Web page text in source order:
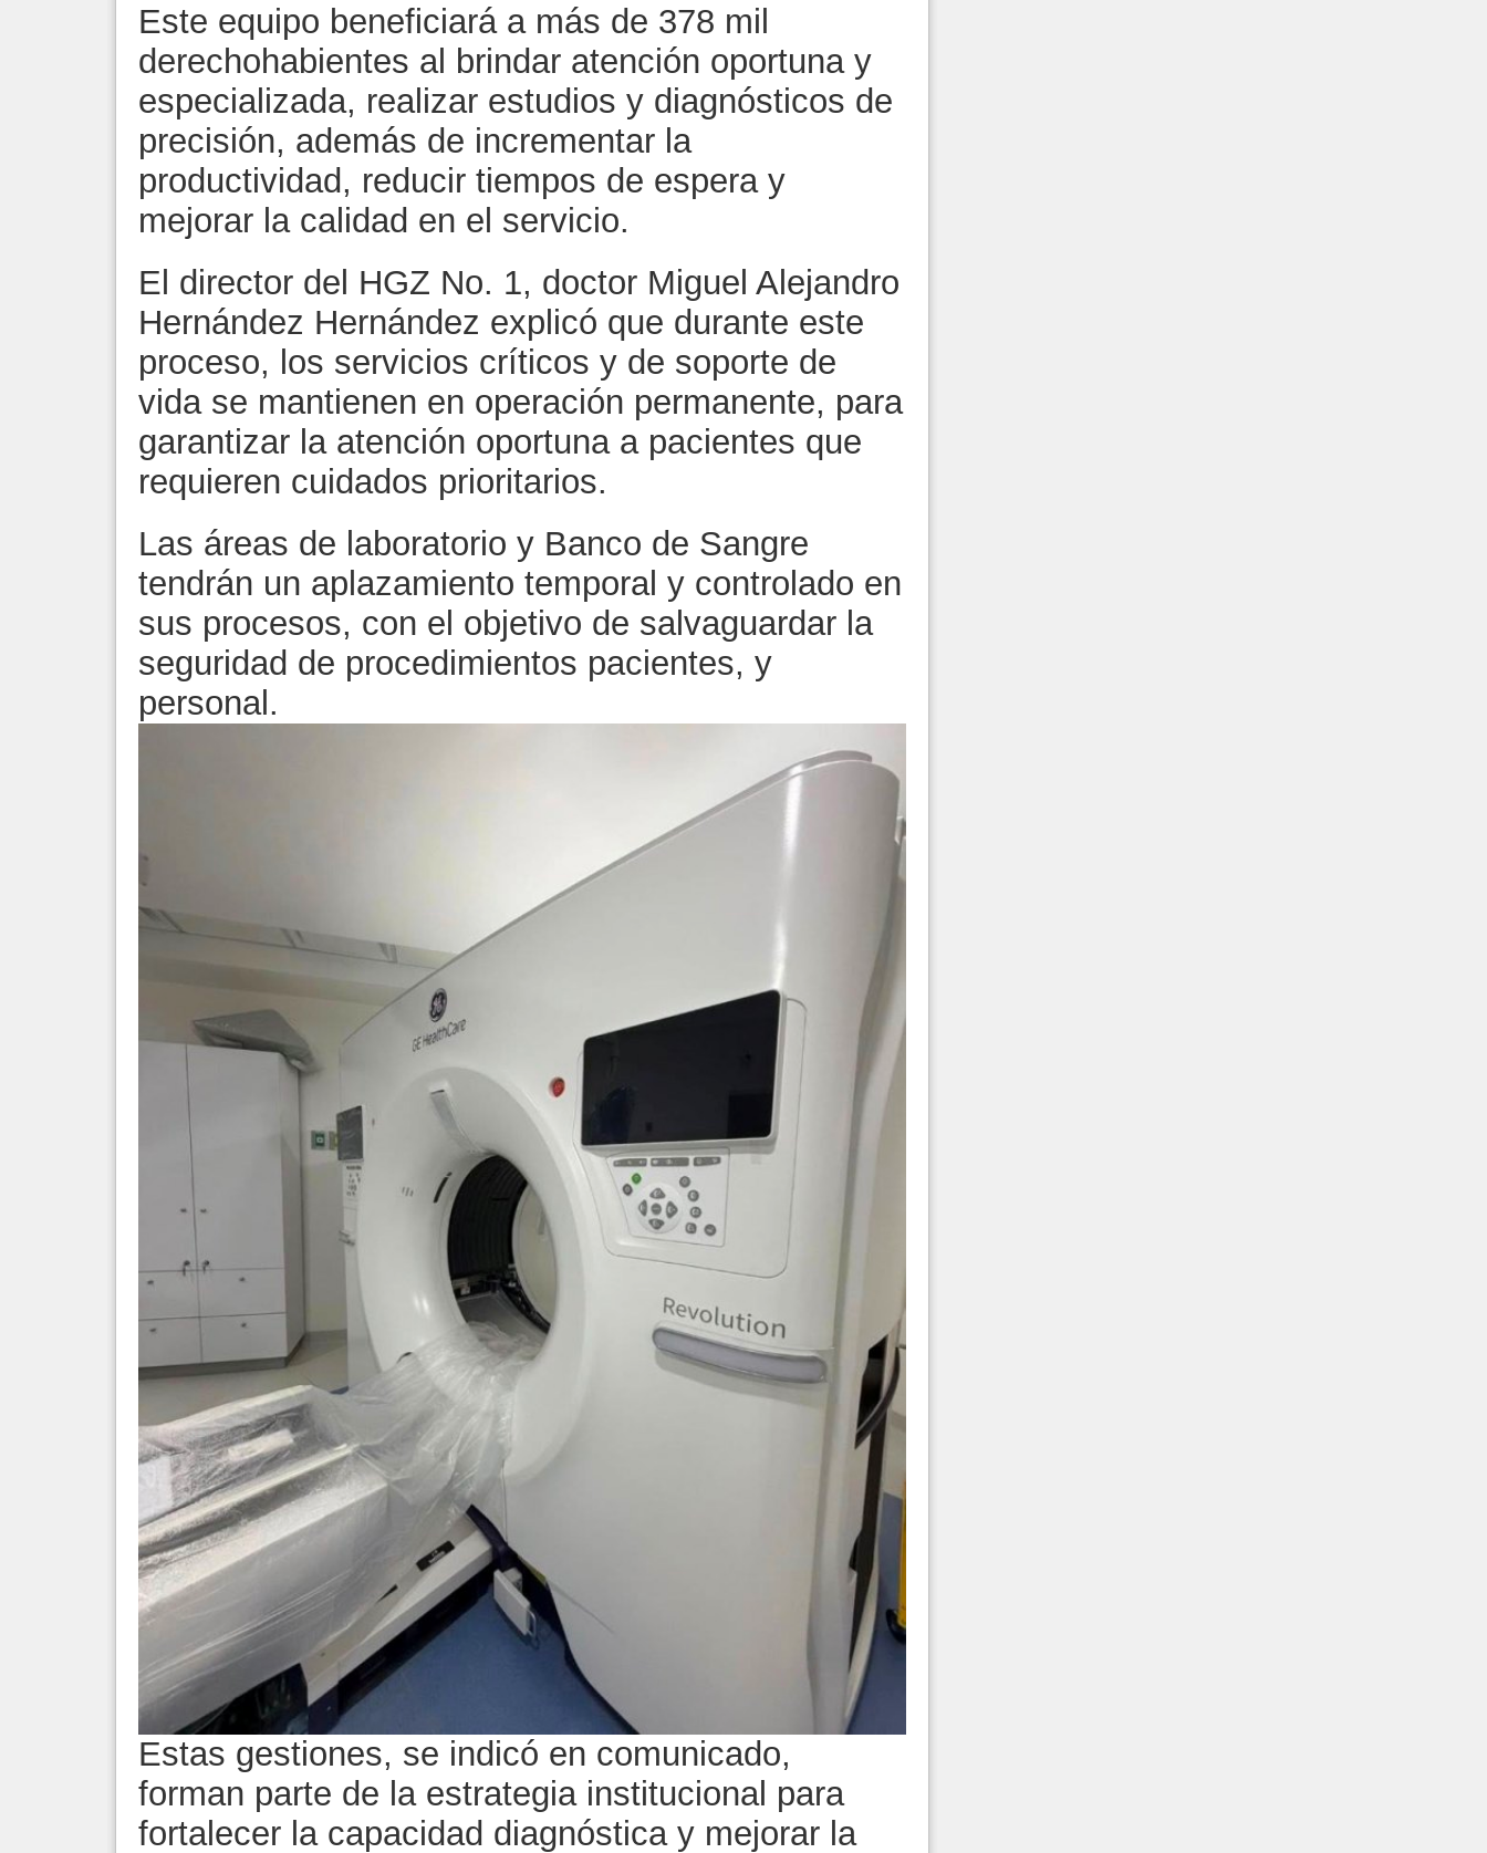
Este equipo beneficiará a más de 378 mil
derechohabientes al brindar atención oportuna y
especializada, realizar estudios y diagnósticos de
precisión, además de incrementar la
productividad, reducir tiempos de espera y
mejorar la calidad en el servicio.
El director del HGZ No. 1, doctor Miguel Alejandro
Hernández Hernández explicó que durante este
proceso, los servicios críticos y de soporte de
vida se mantienen en operación permanente, para
garantizar la atención oportuna a pacientes que
requieren cuidados prioritarios.
Las áreas de laboratorio y Banco de Sangre
tendrán un aplazamiento temporal y controlado en
sus procesos, con el objetivo de salvaguardar la
seguridad de procedimientos pacientes, y
personal.
Estas gestiones, se indicó en comunicado,
forman parte de la estrategia institucional para
fortalecer la capacidad diagnóstica y mejorar la